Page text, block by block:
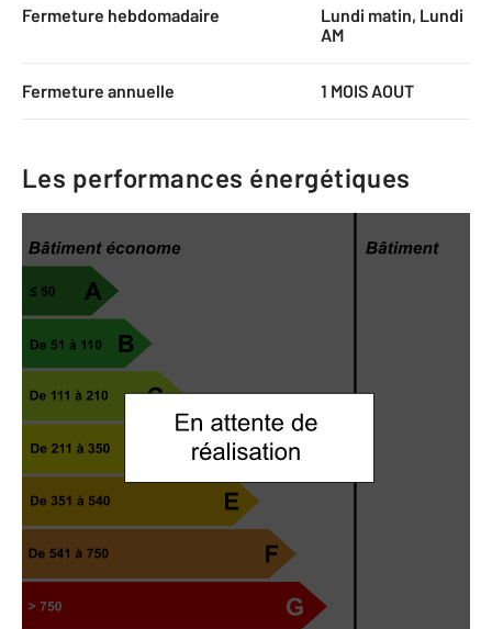
Fermeture hebdomadaire
Lundi matin, Lundi
AM
Fermeture annuelle 1 MOIS AOUT
Les performances énergétiques